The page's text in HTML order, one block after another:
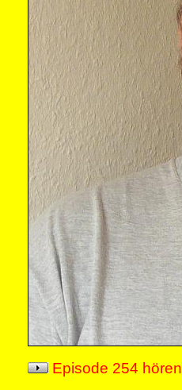
Episode 254 hören